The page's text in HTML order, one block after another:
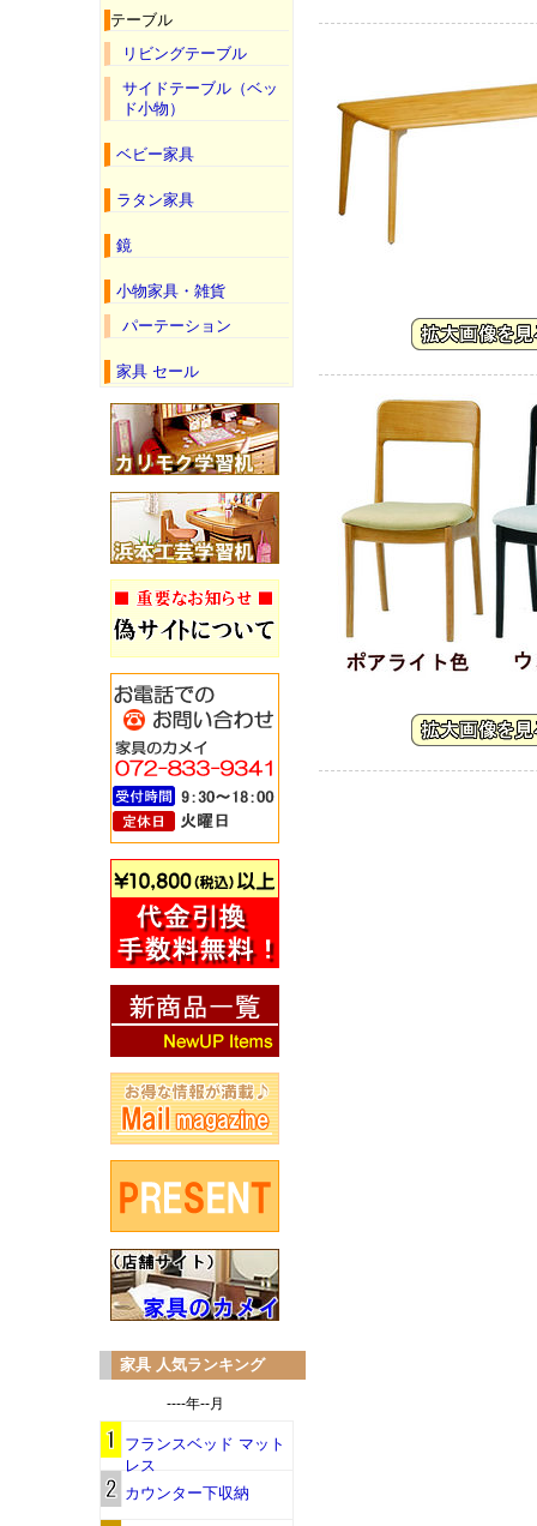
テーブル
リビングテーブル
サイドテーブル（ベッ
ド小物）
ベビー家具
ラタン家具
鏡
小物家具・雑貨
パーテーション
家具 セール
家具 人気ランキング
----年--月
フランスベッド マット
レス
カウンター下収納